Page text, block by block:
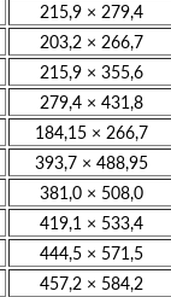
215,9 × 279,4
203,2 × 266,7
215,9 × 355,6
279,4 × 431,8
184,15 × 266,7
393,7 × 488,95
381,0 × 508,0
419,1 × 533,4
444,5 × 571,5
457,2 × 584,2